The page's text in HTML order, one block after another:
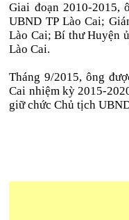
Giai đoạn 2010-2015,
UBND TP Lào Cai;
Lào Cai; Bí thư Huyện
Lào Cai.
Tháng 9/2015, ông
Cai nhiệm kỳ 2015-
giữ chức Chủ tịch